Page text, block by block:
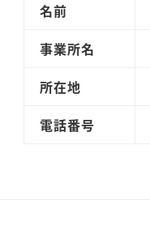
名前
事業所名
所在地
電話番号